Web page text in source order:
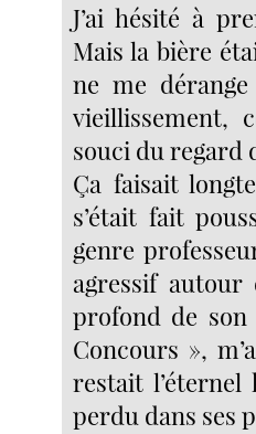
J’ai hésité à
Mais la bière
ne me
vieillissement,
souci du regard
Ça faisait
s’était fait
genre
agressif
profond de son
Concours »,
restait
perdu dans ses